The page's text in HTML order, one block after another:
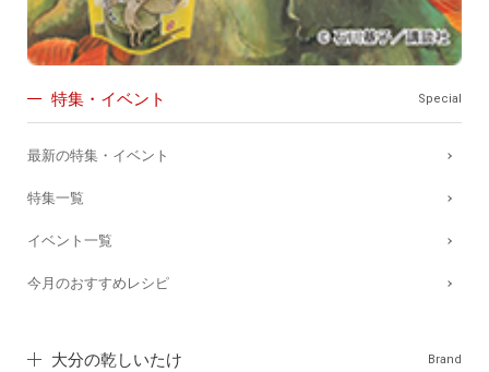
特集・イベント Special
最新の特集・イベント
特集一覧
イベント一覧
今月のおすすめレシピ
大分の乾しいたけ Brand